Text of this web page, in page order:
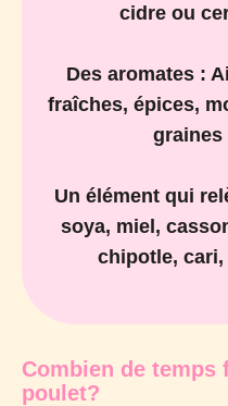
cidre ou
Des aromates :
fraîches, épices,
graines
Un élément qui
soya, miel,
chipotle, cari,
Combien de temps
poulet?